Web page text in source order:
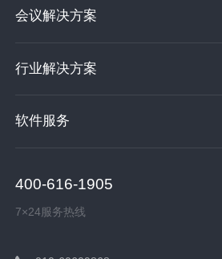
会议解决方案
行业解决方案
软件服务
400-616-1905
7×24服务热线